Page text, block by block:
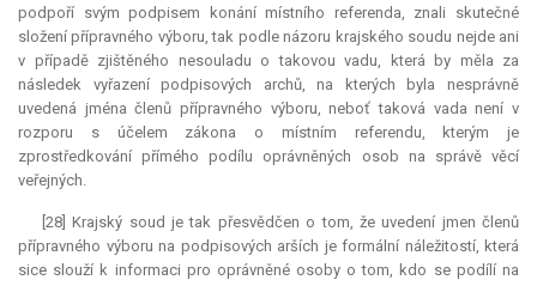
podpoří svým podpisem konání místního referenda, znali skutečné
složení přípravného výboru, tak podle názoru krajského soudu nejde ani
v případě zjištěného nesouladu o takovou vadu, která by měla za
následek vyřazení podpisových archů, na kterých byla nesprávně
uvedená jména členů přípravného výboru, neboť taková vada není v
rozporu s účelem zákona o místním referendu, kterým je
zprostředkování přímého podílu oprávněných osob na správě věcí
veřejných.
[28] Krajský soud je tak přesvědčen o tom, že uvedení jmen členů
přípravného výboru na podpisových arších je formální náležitostí, která
sice slouží k informaci pro oprávněné osoby o tom, kdo se podílí na